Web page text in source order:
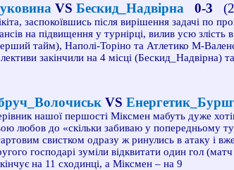
VS Бескид_Надвірна 0-3
заспокоївшись після вирішення задачі по
на підвищення у турнірці, вилив усю
тайм), Наполі-Торіно та Атлетико М-
закінчили на 4 місці (Бескид_Надвірна)
VS
нашої першості Міксмен мабуть дуже
любов до «скільки забиваю у попередньому
свистком одразу ж ринулись в атаку і
господарі зуміли відквитати один гол
на 11 сходинці, а Міксмен – на 9